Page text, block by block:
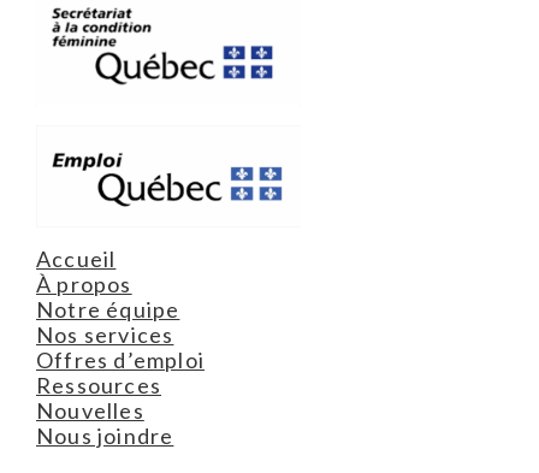
Accueil
À propos
Notre équipe
Nos services
Offres d’emploi
Ressources
Nouvelles
Nous joindre